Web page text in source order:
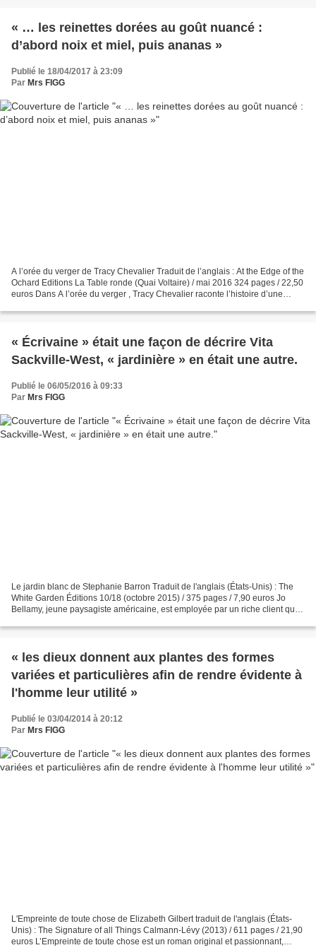
« … les reinettes dorées au goût nuancé :
d’abord noix et miel, puis ananas »
Publié le 18/04/2017 à 23:09
Par Mrs FIGG
A l’orée du verger de Tracy Chevalier Traduit de l’anglais : At the Edge of the
Ochard Editions La Table ronde (Quai Voltaire) / mai 2016 324 pages / 22,50
euros Dans A l’orée du verger , Tracy Chevalier raconte l’histoire d’une
« Écrivaine » était une façon de décrire Vita
Sackville-West, « jardinière » en était une autre.
Publié le 06/05/2016 à 09:33
Par Mrs FIGG
Le jardin blanc de Stephanie Barron Traduit de l'anglais (États-Unis) : The
White Garden Éditions 10/18 (octobre 2015) / 375 pages / 7,90 euros Jo
Bellamy, jeune paysagiste américaine, est employée par un riche client qui
« les dieux donnent aux plantes des formes
variées et particulières afin de rendre évidente à
l'homme leur utilité »
Publié le 03/04/2014 à 20:12
Par Mrs FIGG
L'Empreinte de toute chose de Elizabeth Gilbert traduit de l'anglais (États-
Unis) : The Signature of all Things Calmann-Lévy (2013) / 611 pages / 21,90
euros L’Empreinte de toute chose est un roman original et passionnant,